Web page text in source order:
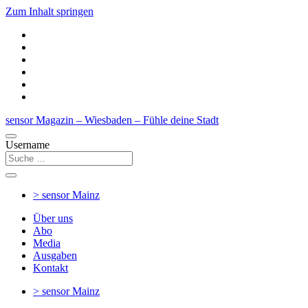
Zum Inhalt springen
sensor Magazin – Wiesbaden – Fühle deine Stadt
Username
> sensorMainz
Über uns
Abo
Media
Ausgaben
Kontakt
> sensorMainz